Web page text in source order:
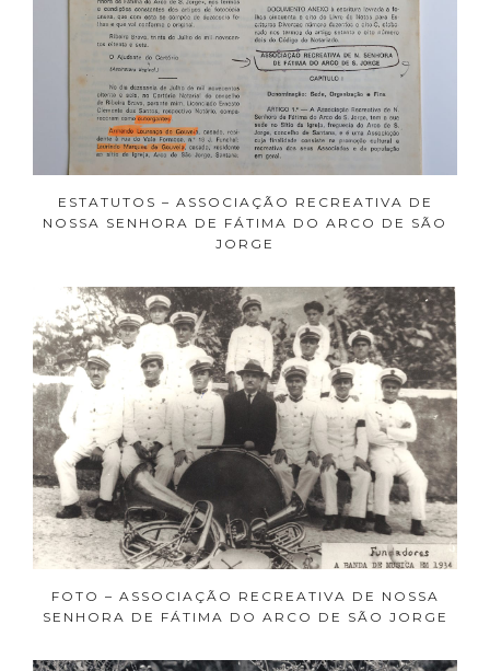
ESTATUTOS – ASSOCIAÇÃO RECREATIVA DE
NOSSA SENHORA DE FÁTIMA DO ARCO DE SÃO
JORGE
FOTO – ASSOCIAÇÃO RECREATIVA DE NOSSA
SENHORA DE FÁTIMA DO ARCO DE SÃO JORGE